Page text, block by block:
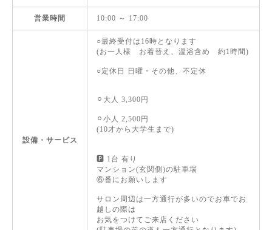
営業時間 10:00 ～ 17:00
設備・サービス
○最終受付は16時となります
(お一人様 お着替え、温浴含め 約1時間)
○定休日 日曜・その他、不定休
⚪︎大人 3,300円
⚪︎小人 2,500円
(10才から大学生まで)
🅿️ 1台 有り
マンション(玄関側)の駐車場
⑥番にお願いします
サロン周辺は一方通行が多いのでお車でお
越しの際は
お気をつけてご来店ください